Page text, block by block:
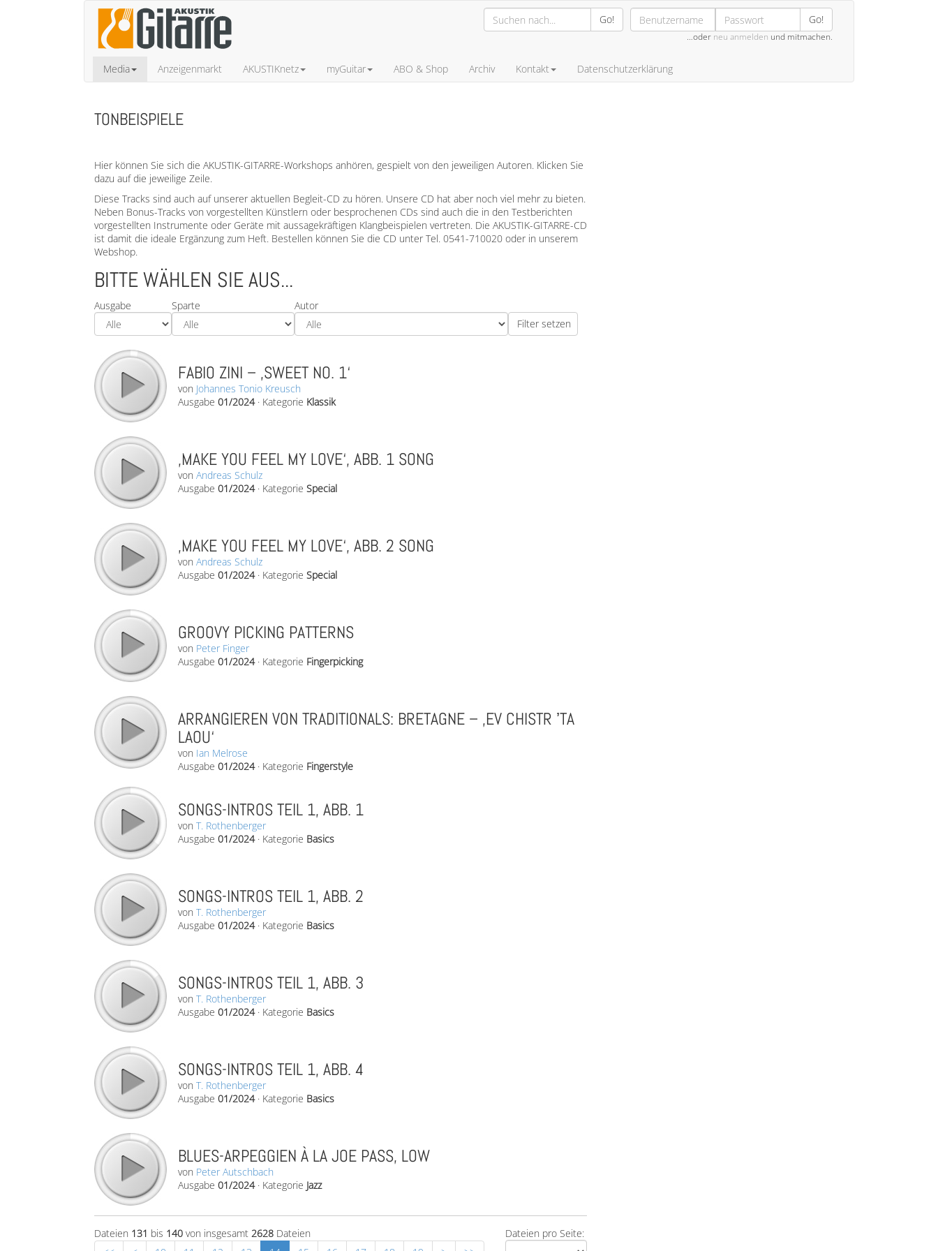
Go! Go!
…oder neu anmelden und mitmachen.
Media Anzeigenmarkt AKUSTIKnetz myGuitar ABO & Shop Archiv Kontakt Datenschutzerklärung
TONBEISPIELE
Hier können Sie sich die AKUSTIK-GITARRE-Workshops anhören, gespielt von den jeweiligen Autoren. Klicken Sie
dazu auf die jeweilige Zeile.
Diese Tracks sind auch auf unserer aktuellen Begleit-CD zu hören. Unsere CD hat aber noch viel mehr zu bieten.
Neben Bonus-Tracks von vorgestellten Künstlern oder besprochenen CDs sind auch die in den Testberichten
vorgestellten Instrumente oder Geräte mit aussagekräftigen Klangbeispielen vertreten. Die AKUSTIK-GITARRE-CD
ist damit die ideale Ergänzung zum Heft. Bestellen können Sie die CD unter Tel. 0541-710020 oder in unserem
Webshop.
BITTE WÄHLEN SIE AUS...
Ausgabe Sparte Autor
FABIO ZINI – ‚SWEET NO. 1‘
von Johannes Tonio Kreusch
Ausgabe 01/2024· Kategorie Klassik
‚MAKE YOU FEEL MY LOVE‘, ABB. 1 SONG
von Andreas Schulz
Ausgabe 01/2024· Kategorie Special
‚MAKE YOU FEEL MY LOVE‘, ABB. 2 SONG
von Andreas Schulz
Ausgabe 01/2024· Kategorie Special
GROOVY PICKING PATTERNS
von Peter Finger
Ausgabe 01/2024· Kategorie Fingerpicking
ARRANGIEREN VON TRADITIONALS: BRETAGNE – ‚EV CHISTR ʼTA
LAOU‘
von Ian Melrose
Ausgabe 01/2024· Kategorie Fingerstyle
SONGS-INTROS TEIL 1, ABB. 1
von T. Rothenberger
Ausgabe 01/2024· Kategorie Basics
SONGS-INTROS TEIL 1, ABB. 2
von T. Rothenberger
Ausgabe 01/2024· Kategorie Basics
SONGS-INTROS TEIL 1, ABB. 3
von T. Rothenberger
Ausgabe 01/2024· Kategorie Basics
SONGS-INTROS TEIL 1, ABB. 4
von T. Rothenberger
Ausgabe 01/2024· Kategorie Basics
BLUES-ARPEGGIEN À LA JOE PASS, LOW
von Peter Autschbach
Ausgabe 01/2024· Kategorie Jazz
Dateien pro Seite:
Dateien 131 bis 140 von insgesamt 2628 Dateien